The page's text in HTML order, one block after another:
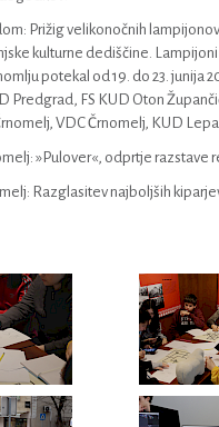
Prižig velikonočnih
kulturne dediščine.
potekal od 19. do 23. junija
Predgrad, FS KUD Oton
VDC Črnomelj, KUD
»Pulover«, odprtje razstave
Razglasitev najboljših